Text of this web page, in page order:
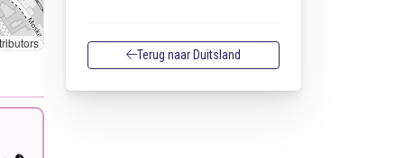
Terug naar Duitsland